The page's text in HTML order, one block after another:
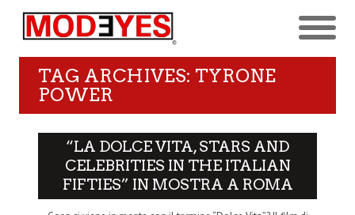
TAG ARCHIVES: TYRONE
POWER
“LA DOLCE VITA, STARS AND
CELEBRITIES IN THE ITALIAN
FIFTIES” IN MOSTRA A ROMA